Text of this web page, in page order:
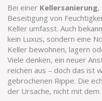
Bei einer Kellersanierung,
Beseitigung von
Keller umfasst. Auch
kein Luxus, sondern eine
Keller bewohnen, lagern
Viele denken, ein neuer
reichen aus – doch das ist
gebrochenen Rippe. Die
der Ursache, nicht mit dem